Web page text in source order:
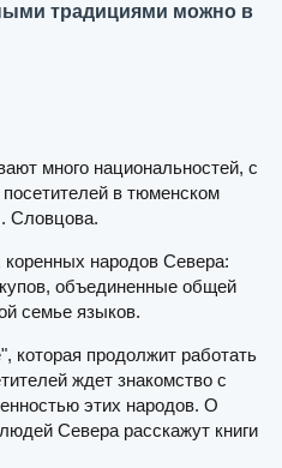
традициями можно в
много национальностей, с
в тюменском
Словцова.
народов Севера:
объединенные общей
семье языков.
которая продолжит работать
ждет знакомство с
этих народов. О
Севера расскажут книги